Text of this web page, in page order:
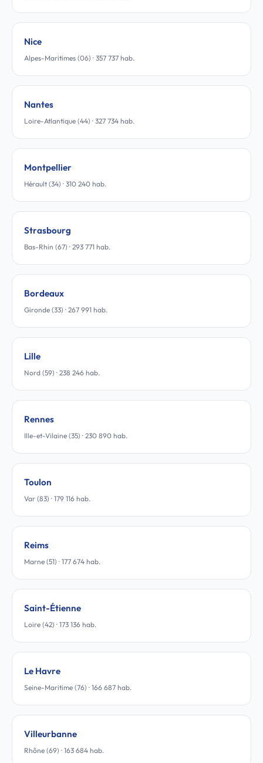
Nice
Alpes-Maritimes (06) · 357 737 hab.
Nantes
Loire-Atlantique (44) · 327 734 hab.
Montpellier
Hérault (34) · 310 240 hab.
Strasbourg
Bas-Rhin (67) · 293 771 hab.
Bordeaux
Gironde (33) · 267 991 hab.
Lille
Nord (59) · 238 246 hab.
Rennes
Ille-et-Vilaine (35) · 230 890 hab.
Toulon
Var (83) · 179 116 hab.
Reims
Marne (51) · 177 674 hab.
Saint-Étienne
Loire (42) · 173 136 hab.
Le Havre
Seine-Maritime (76) · 166 687 hab.
Villeurbanne
Rhône (69) · 163 684 hab.